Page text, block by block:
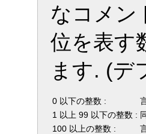
なコメン
位を表す
ます. (デ
0 以下の整数 :
1 以上 99 以下の整数 :
100 以上の整数 :